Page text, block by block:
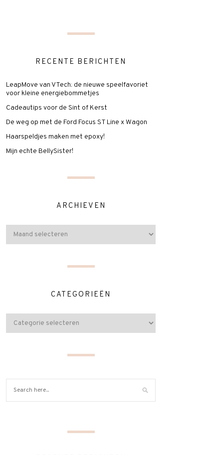
RECENTE BERICHTEN
LeapMove van VTech: de nieuwe speelfavoriet
voor kleine energiebommetjes
Cadeautips voor de Sint of Kerst
De weg op met de Ford Focus ST Line x Wagon
Haarspeldjes maken met epoxy!
Mijn echte BellySister!
ARCHIEVEN
CATEGORIEËN